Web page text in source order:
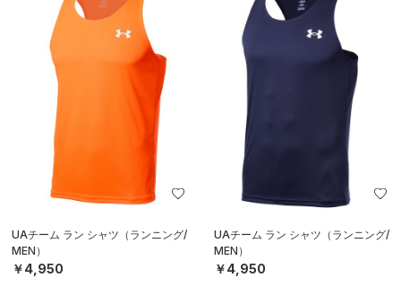
UAチーム ラン シャツ（ランニング/
MEN）
￥4,950
UAチーム ラン シャツ（ランニング/
MEN）
￥4,950